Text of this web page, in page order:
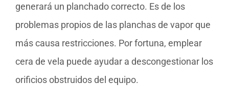
generará un planchado correcto. Es de los
problemas propios de las planchas de vapor que
más causa restricciones. Por fortuna, emplear
cera de vela puede ayudar a descongestionar los
orificios obstruidos del equipo.